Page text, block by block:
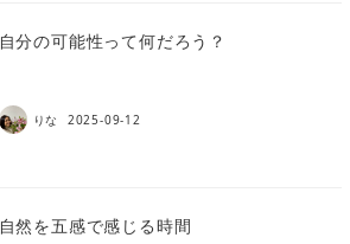
自分の可能性って何だろう？
りな 2025-09-12
自然を五感で感じる時間